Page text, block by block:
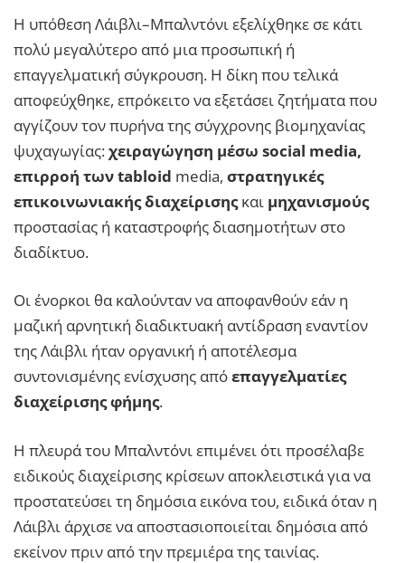
Η υπόθεση Λάιβλι–Μπαλντόνι εξελίχθηκε σε κάτι
πολύ μεγαλύτερο από μια προσωπική ή
επαγγελματική σύγκρουση. Η δίκη που τελικά
αποφεύχθηκε, επρόκειτο να εξετάσει ζητήματα που
αγγίζουν τον πυρήνα της σύγχρονης βιομηχανίας
ψυχαγωγίας:χειραγώγηση μέσω social media,
επιρροή των tabloid media, στρατηγικές
επικοινωνιακής διαχείρισηςκαι μηχανισμούς
προστασίας ή καταστροφής διασημοτήτων στο
διαδίκτυο.
Οι ένορκοι θα καλούνταν να αποφανθούν εάν η
μαζική αρνητική διαδικτυακή αντίδραση εναντίον
της Λάιβλι ήταν οργανική ή αποτέλεσμα
συντονισμένης ενίσχυσης απόεπαγγελματίες
διαχείρισης φήμης.
Η πλευρά του Μπαλντόνι επιμένει ότι προσέλαβε
ειδικούς διαχείρισης κρίσεων αποκλειστικά για να
προστατεύσει τη δημόσια εικόνα του, ειδικά όταν η
Λάιβλι άρχισε να αποστασιοποιείται δημόσια από
εκείνον πριν από την πρεμιέρα της ταινίας.